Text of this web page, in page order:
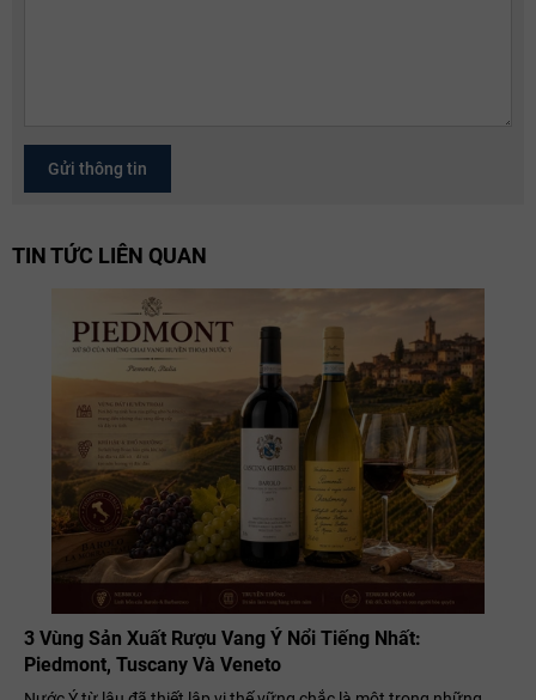
Gửi thông tin
TIN TỨC LIÊN QUAN
3 Vùng Sản Xuất Rượu Vang Ý Nổi Tiếng Nhất:
Piedmont, Tuscany Và Veneto